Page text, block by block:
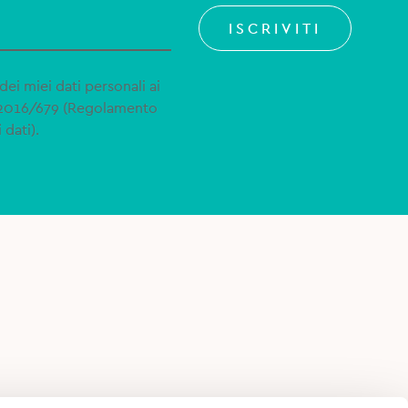
miei dati personali ai
679 (Regolamento
dati).
ISCRIVITI